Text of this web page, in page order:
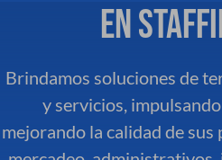
En
Brindamos soluciones de
y servicios,
mejorando la calidad de sus